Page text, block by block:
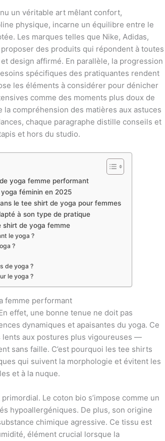
un véritable art mêlant confort,
physique, incarne un équilibre entre le
Les marques telles que Nike, Adidas,
des produits qui répondent à toutes
design affirmé. En parallèle, la progression
spécifiques des pratiquantes rendent
les éléments à considérer pour dénicher
comme des moments plus doux de
compréhension des matières aux astuces
chaque paragraphe distille conseils et
et hors du studio.
yoga femme performant
féminin en 2025
le tee shirt de yoga pour femmes
à son type de pratique
shirt de yoga femme
le yoga ?
?
de yoga ?
le yoga ?
femme performant
effet, une bonne tenue ne doit pas
dynamiques et apaisantes du yoga. Ce
aux postures plus vigoureuses —
sans faille. C’est pourquoi les tee shirts
qui suivent la morphologie et évitent les
et à la nuque.
Le coton bio s’impose comme un
hypoallergéniques. De plus, son origine
chimique agressive. Ce tissu est
élément crucial lorsque la